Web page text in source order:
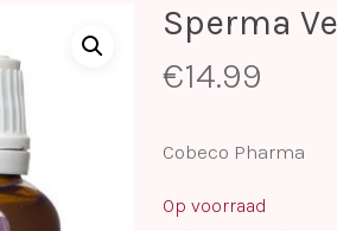
Sperma
€14.99
Cobeco Pharma
Op voorraad